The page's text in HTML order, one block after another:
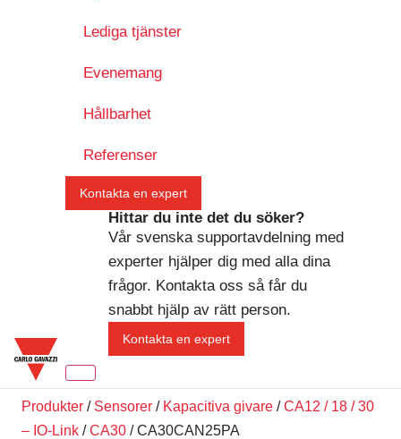
Lediga tjänster
Evenemang
Hållbarhet
Referenser
Kontakta en expert
Hittar du inte det du söker?
Vår svenska supportavdelning med
experter hjälper dig med alla dina
frågor. Kontakta oss så får du
snabbt hjälp av rätt person.
Kontakta en expert
Produkter / Sensorer / Kapacitiva givare /CA12 / 18 / 30
– IO-Link /CA30 / CA30CAN25PA